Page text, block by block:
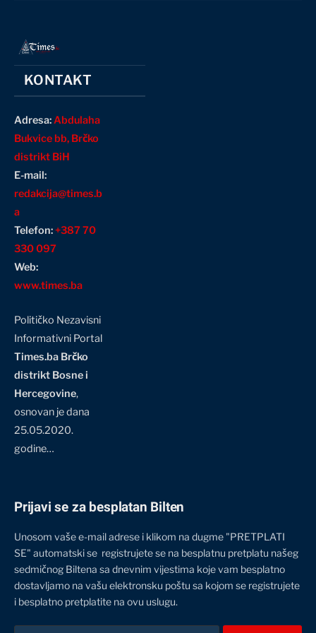
KONTAKT
Adresa:Abdulaha
Bukvice bb, Brčko
distrikt BiH
E-mail:
redakcija@times.b
a
Telefon:+387 70
330 097
Web:
www.times.ba
Političko Nezavisni
Informativni Portal
Times.ba Brčko
distrikt Bosne i
Hercegovine,
osnovan je dana
25.05.2020.
godine…
Prijavi se za besplatan Bilten
Unosom vaše e-mail adrese i klikom na dugme "PRETPLATI
SE" automatski se registrujete se na besplatnu pretplatu našeg
sedmičnog Biltena sa dnevnim vijestima koje vam besplatno
dostavljamo na vašu elektronsku poštu sa kojom se registrujete
i besplatno pretplatite na ovu uslugu.